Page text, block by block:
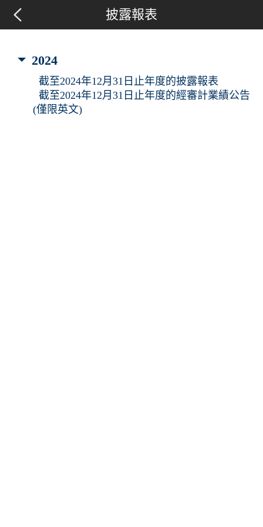
披露報表
2024
截至2024年12月31日止年度的披露報表
截至2024年12月31日止年度的經審計業績公告
(僅限英文)